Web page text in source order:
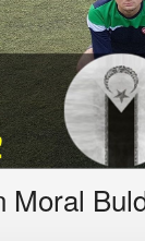
Moral